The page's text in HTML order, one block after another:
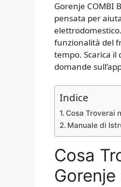
Gorenje COMBI
pensata per
funzionalità del
tempo. Scarica
domande
Indice
Cosa Troverai
Manuale di
Cosa
Gorenje